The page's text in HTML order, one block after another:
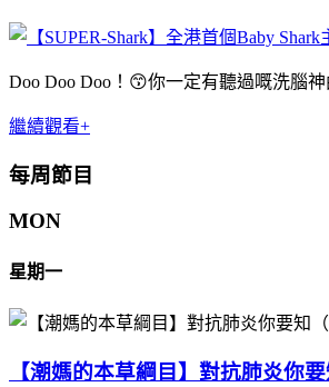
Doo Doo Doo！😙你一定有聽過嘅洗腦
繼續觀看+
每周節目
MON
星期一
【潮媽的本草綱目】對抗肺炎你要